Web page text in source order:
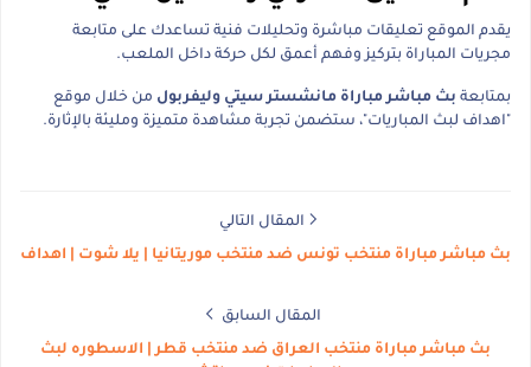
يقدم الموقع تعليقات مباشرة وتحليلات فنية تساعدك على متابعة
مجريات المباراة بتركيز وفهم أعمق لكل حركة داخل الملعب.
بمتابعة بث مباشر مباراة مانشستر سيتي وليفربول من خلال موقع
"اهداف لبث المباريات"، ستضمن تجربة مشاهدة متميزة ومليئة بالإثارة.
المقال التالي
بث مباشر مباراة منتخب تونس ضد منتخب موريتانيا | يلا شوت | اهداف
المقال السابق
بث مباشر مباراة منتخب العراق ضد منتخب قطر | الاسطوره لبث